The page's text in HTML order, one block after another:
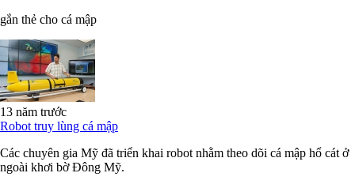
gắn thẻ cho cá mập
13 năm trước
Robot truy lùng cá mập
Các chuyên gia Mỹ đã triển khai robot nhằm theo dõi cá mập hổ cát ở
ngoài khơi bờ Đông Mỹ.